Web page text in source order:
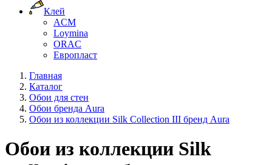
Клей
ACM
Loymina
ORAC
Европласт
Главная
Каталог
Обои для стен
Обои бренда Aura
Обои из коллекции Silk Collection III бренд Aura
Обои из коллекции Silk